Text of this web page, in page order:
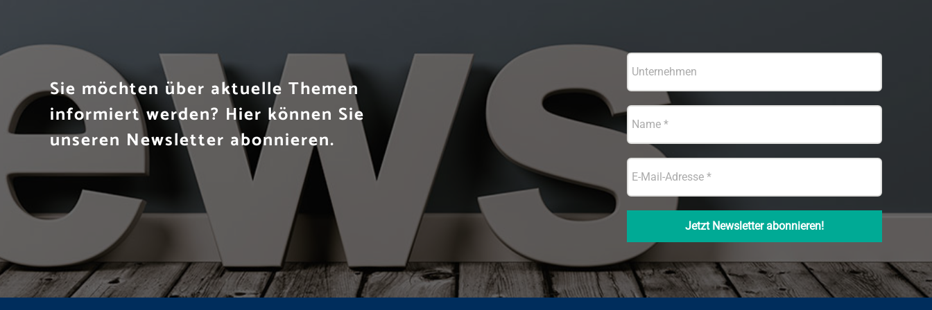
Sie möchten über aktuelle Themen
informiert werden? Hier können Sie
unseren Newsletter abonnieren.